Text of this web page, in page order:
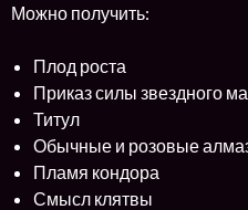
Можно получить:
Плод роста
Приказ силы звездного
Титул
Обычные и розовые
Пламя кондора
Смысл клятвы